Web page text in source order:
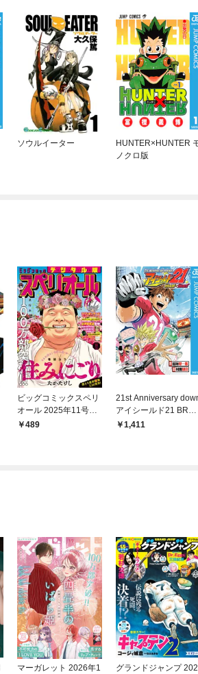
ソウルイーター
HUNTER×HUNTER
ノクロ版
ビッグコミックスペリ
オール 2025年11号（2
025年5月9日発売）
489
21st Anniversary
アイシールド21 BRAI
N×BRAVE
1,411
マーガレット 2026年1
グランドジャンプ 202